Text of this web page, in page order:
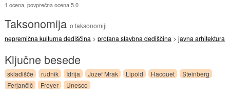
1 ocena, povprečna ocena 5.0
Taksonomija o taksonomiji
nepremična kulturna dediščina > profana stavbna dediščina > javna arhitektura
Ključne besede
skladišče rudnik Idrija Jožef Mrak Lipold Hacquet
Steinberg
Ferjančič
Freyer Unesco